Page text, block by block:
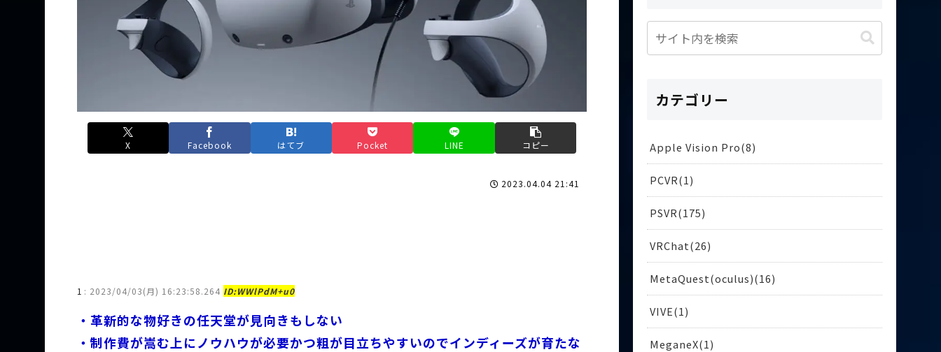
X Facebook はてブ Pocket LINE コピー
2023.04.04 21:41
1 : 2023/04/03(月) 16:23:58.264 ID:WWlPdM+u0
・革新的な物好きの任天堂が見向きもしない
・制作費が嵩む上にノウハウが必要かつ粗が目立ちやすいのでインディーズが育たな
カテゴリー
Apple Vision Pro 8
PCVR 1
PSVR 175
VRChat 26
MetaQuest(oculus) 16
VIVE 1
MeganeX 1